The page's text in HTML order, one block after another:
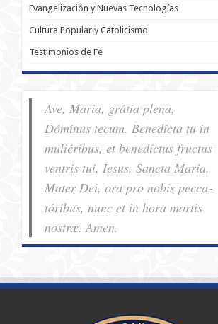
Evangelización y Nuevas Tecnologías
Cultura Popular y Catolicismo
Testimonios de Fe
Ave, Maria, grátia plena,
Dóminus tecum. Benedícta tu in
muliéribus, et benedíctus fructus
ventris tui, Iesus. Sancta Maria,
Mater Dei, ora pro nobis pec­ca­
tóribus, nunc et in hora mortis
nostræ. Amen.